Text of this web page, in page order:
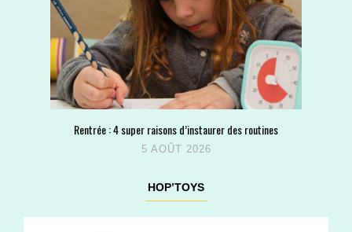
Rentrée : 4 super raisons d’instaurer des routines
5 AOÛT 2026
HOP’TOYS